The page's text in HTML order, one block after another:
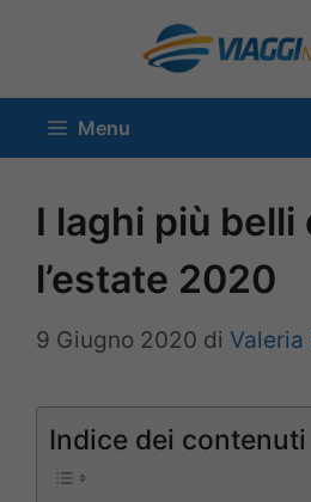
contenuto
Menu
I laghi più belli
l’estate 2020
9 Giugno 2020 di Valeria
Indice dei contenuti